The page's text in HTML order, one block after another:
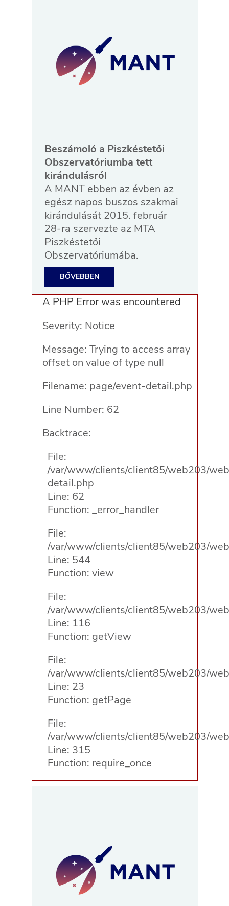
Beszámoló a Piszkéstetői
Obszervatóriumba tett
kirándulásról
A MANT ebben az évben az
egész napos buszos szakmai
kirándulását 2015. február
28-ra szervezte az MTA
Piszkéstetői
Obszervatóriumába.
BŐVEBBEN
A PHP Error was encountered
Severity: Notice
Message: Trying to access array
offset on value of type null
Filename: page/event-detail.php
Line Number: 62
Backtrace:
File:
/var/www/clients/client85/web203/
detail.php
Line: 62
Function: _error_handler
File:
/var/www/clients/client85/web203/
Line: 544
Function: view
File:
/var/www/clients/client85/web203/
Line: 116
Function: getView
File:
/var/www/clients/client85/web203/
Line: 23
Function: getPage
File:
/var/www/clients/client85/web203/
Line: 315
Function: require_once